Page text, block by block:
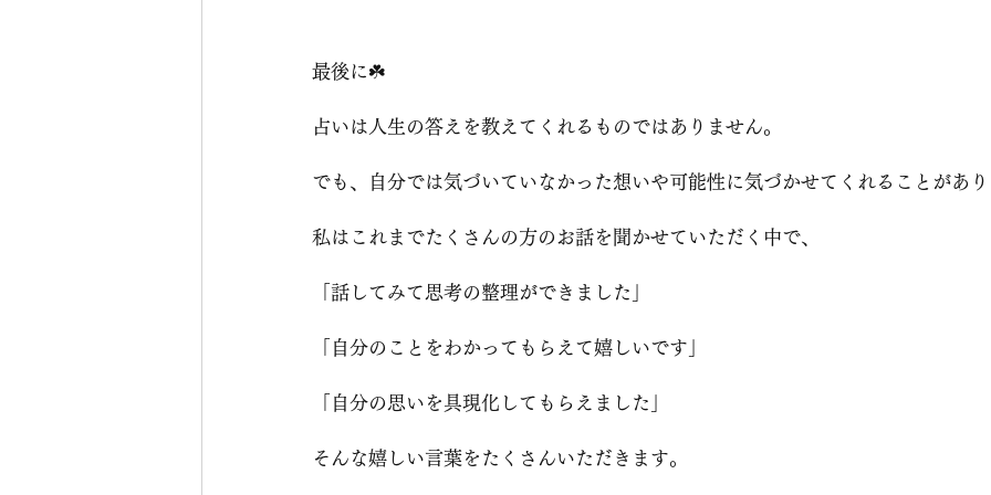
最後に☘️
占いは人生の答えを教えてくれるものではありません。
でも、自分では気づいていなかった想いや可能性に気づかせてくれることがあ
私はこれまでたくさんの方のお話を聞かせていただく中で、
「話してみて思考の整理ができました」
「自分のことをわかってもらえて嬉しいです」
「自分の思いを具現化してもらえました」
そんな嬉しい言葉をたくさんいただきます。